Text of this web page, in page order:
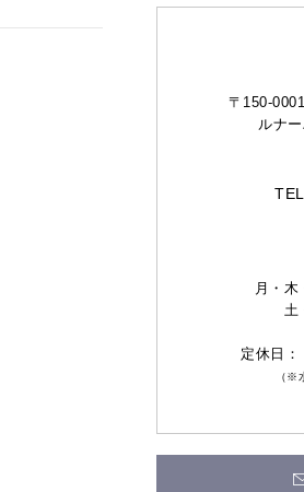
〒150-
ルナ
月・
土
定休日
（※